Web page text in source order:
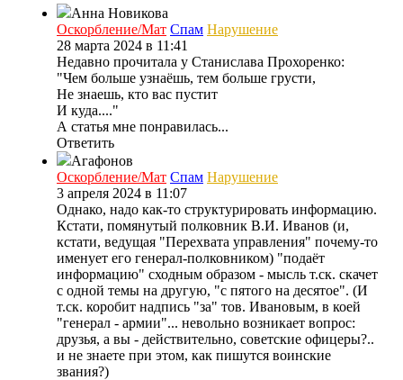
Анна Новикова
Оскорбление/Мат Спам Нарушение
28 марта 2024 в 11:41
Недавно прочитала у Станислава Прохоренко:
"Чем больше узнаёшь, тем больше грусти,
Не знаешь, кто вас пустит
И куда...."
А статья мне понравилась...
Ответить
Агафонов
Оскорбление/Мат Спам Нарушение
3 апреля 2024 в 11:07
Однако, надо как-то структурировать информацию.
Кстати, помянутый полковник В.И. Иванов (и,
кстати, ведущая "Перехвата управления" почему-то
именует его генерал-полковником) "подаёт
информацию" сходным образом - мысль т.ск. скачет
с одной темы на другую, "с пятого на десятое". (И
т.ск. коробит надпись "за" тов. Ивановым, в коей
"генерал - армии"... невольно возникает вопрос:
друзья, а вы - действительно, советские офицеры?..
и не знаете при этом, как пишутся воинские
звания?)